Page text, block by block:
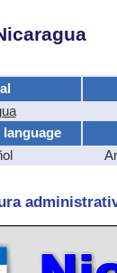
language